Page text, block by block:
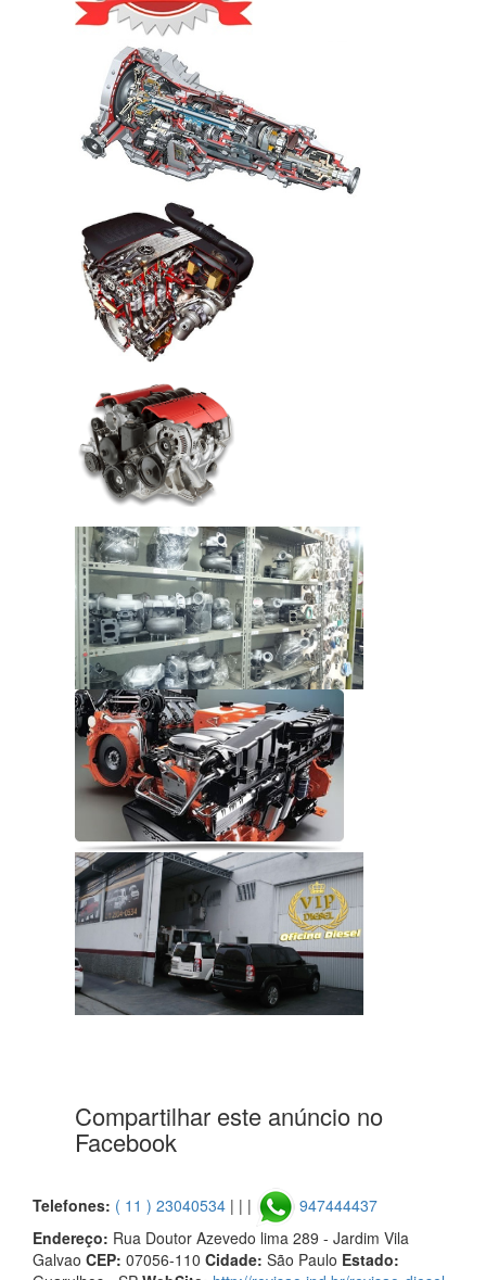
Compartilhar este anúncio no
Facebook
Telefones: ( 11 ) 23040534 | | |
947444437
Endereço: Rua Doutor Azevedo lima 289 - Jardim Vila
Galvao CEP: 07056-110 Cidade: São Paulo Estado: